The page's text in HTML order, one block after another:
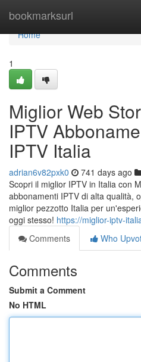
bookmarksurl
Home
Home
1
Miglior Web
IPTV
IPTV Italia
adrian6v82pxk0 741 days ago
Scopri il miglior IPTV in Italia con
abbonamenti IPTV di alta qualità,
miglior pezzotto Italia per
oggi stesso! https://miglior-iptv-
Comments
Who
Comments
Submit a Comment
No HTML